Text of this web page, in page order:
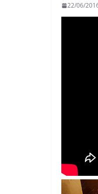
22/06/